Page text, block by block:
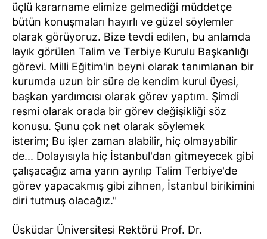
üçlü kararname elimize gelmediği müddetçe
bütün konuşmaları hayırlı ve güzel söylemler
olarak görüyoruz. Bize tevdi edilen, bu anlamda
layık görülen Talim ve Terbiye Kurulu Başkanlığı
görevi. Milli Eğitim'in beyni olarak tanımlanan bir
kurumda uzun bir süre de kendim kurul üyesi,
başkan yardımcısı olarak görev yaptım. Şimdi
resmi olarak orada bir görev değişikliği söz
konusu. Şunu çok net olarak söylemek
isterim; Bu işler zaman alabilir, hiç olmayabilir
de... Dolayısıyla hiç İstanbul'dan gitmeyecek gibi
çalışacağız ama yarın ayrılıp Talim Terbiye'de
görev yapacakmış gibi zihnen, İstanbul birikimini
diri tutmuş olacağız."
Üsküdar Üniversitesi Rektörü Prof. Dr.